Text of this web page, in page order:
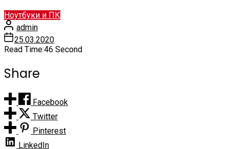
Ноутбуки и ПК
admin
25.03.2020
Read Time:46 Second
Share
Facebook
Twitter
Pinterest
LinkedIn